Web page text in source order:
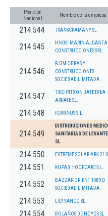
Posición
Nacional
Nombre de la empresa
214.544 TRANSCRAMANY SL
214.545
HNOS. MARIN
CONSTRUCCIONES SRL.
214.546
RJ3M OBRAS Y
CONSTRUCCIONES
SOCIEDAD LIMITADA.
214.547
TIRO PITXON JATETXEA
ARRATE SL.
214.548 ROMINUS S.L.
214.549
DISTRIBUCIONES
SANITARIAS DE LEVANTE
SL.
214.550 EXTREME SOLAR ARK 21
214.551 KUPAD HOOFCARE S.L.
214.552
BAZZAR ORIENT 1989 Q
SOCIEDAD LIMITADA.
214.553 LILY SANCO SL.
214.554 BOLAÑOS DE HOYOS SL.